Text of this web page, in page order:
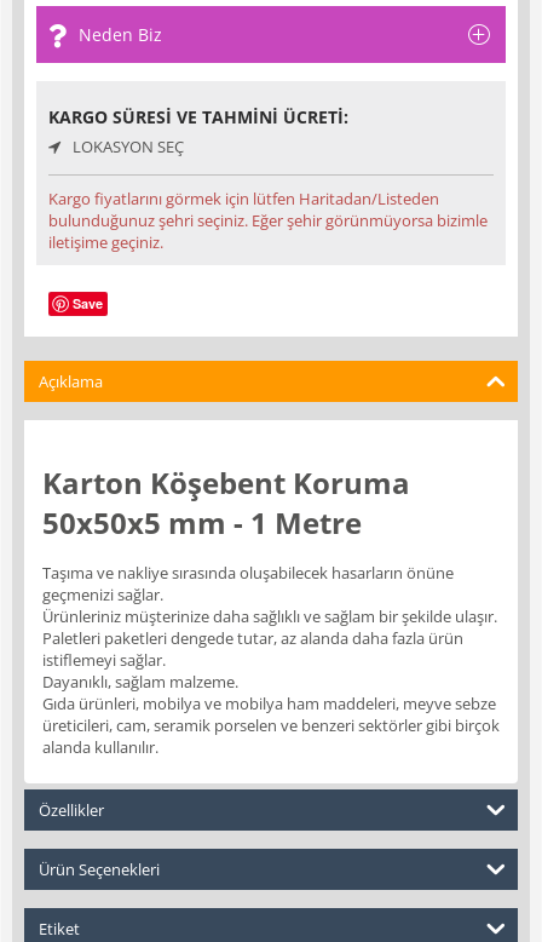
Neden Biz
KARGO SÜRESI VE TAHMINI ÜCRETI:
LOKASYON SEÇ
Kargo fiyatlarını görmek için lütfen Haritadan/Listeden
bulunduğunuz şehri seçiniz. Eğer şehir görünmüyorsa bizimle
iletişime geçiniz.
Save
Açıklama
Karton Köşebent Koruma
50x50x5 mm - 1 Metre
Taşıma ve nakliye sırasında oluşabilecek hasarların önüne
geçmenizi sağlar.
Ürünleriniz müşterinize daha sağlıklı ve sağlam bir şekilde ulaşır.
Paletleri paketleri dengede tutar, az alanda daha fazla ürün
istiflemeyi sağlar.
Dayanıklı, sağlam malzeme.
Gıda ürünleri, mobilya ve mobilya ham maddeleri, meyve sebze
üreticileri, cam, seramik porselen ve benzeri sektörler gibi birçok
alanda kullanılır.
Özellikler
Ürün Seçenekleri
Etiket